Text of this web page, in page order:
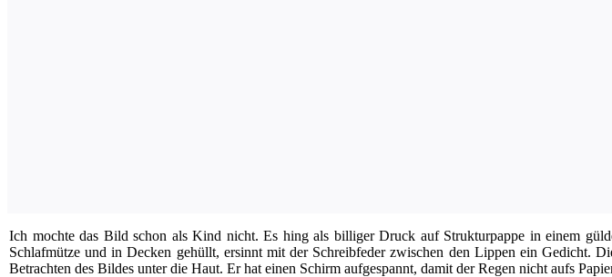
Ich moch­te das Bild schon als Kind nicht. Es hing als bil­li­ger Druck auf Struk­tur­pap­pe in einem
Schlaf­müt­ze und in Decken gehüllt, ersinnt mit der Schreib­fe­der zwi­schen den Lip­pen ein Gedicht.
Betrach­ten des Bil­des unter die Haut. Er hat einen Schirm auf­ge­spannt, damit der Regen nicht aufs